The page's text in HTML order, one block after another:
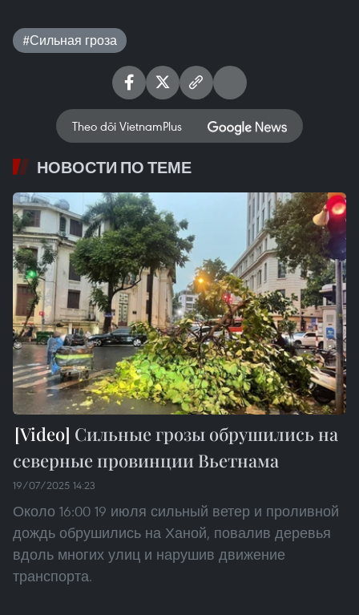
#Сильная гроза
Theo dõi VietnamPlus
НОВОСТИ ПО ТЕМЕ
Сильные грозы обрушились на
северные провинции Вьетнама
19/07/2025 14:23
Около 16:00 19 июля сильный ветер и проливной
дождь обрушились на Ханой, повалив деревья
вдоль многих улиц и нарушив движение
транспорта.